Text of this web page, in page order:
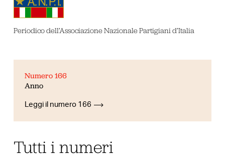
Periodico dell’Associazione Nazionale Partigiani d’Italia
Numero 166
Anno
Leggi il numero 166
Tutti i numeri